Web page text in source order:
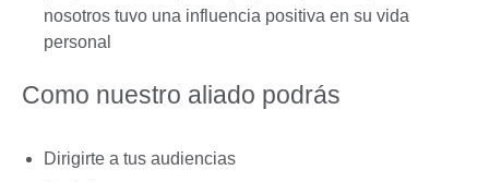
nosotros tuvo una influencia positiva en su vida
personal
Como nuestro aliado podrás
Dirigirte a tus audiencias